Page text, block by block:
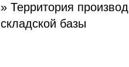
» Территория
складской базы